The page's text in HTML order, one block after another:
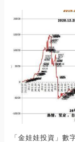
「金娃娃投資」